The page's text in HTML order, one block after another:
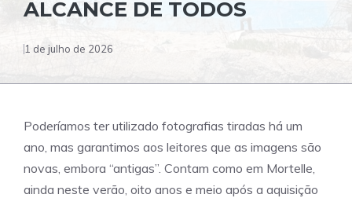
ALCANCE DE TODOS
1 de julho de 2026
Poderíamos ter utilizado fotografias tiradas há um
ano, mas garantimos aos leitores que as imagens são
novas, embora “antigas”. Contam como em Mortelle,
ainda neste verão, oito anos e meio após a aquisição